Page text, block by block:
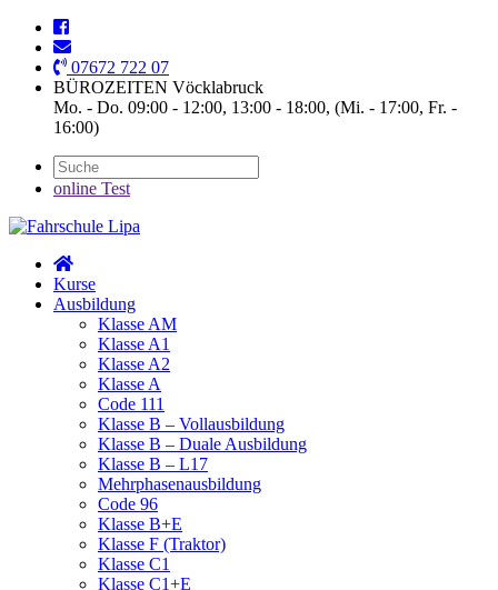
07672 722 07
BÜROZEITEN Vöcklabruck
Mo. - Do. 09:00 - 12:00, 13:00 - 18:00, (Mi. - 17:00, Fr. -
16:00)
online Test
Kurse
Ausbildung
Klasse AM
Klasse A1
Klasse A2
Klasse A
Code 111
Klasse B – Vollausbildung
Klasse B – Duale Ausbildung
Klasse B – L17
Mehrphasenausbildung
Code 96
Klasse B+E
Klasse F (Traktor)
Klasse C1
Klasse C1+E